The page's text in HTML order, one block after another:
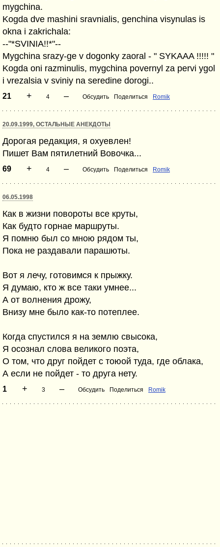
mygchina.
Kogda dve mashini sravnialis, genchina visynulas is
okna i zakrichala:
--"*SVINIA!!*"--
Mygchina srazy-ge v dogonky zaoral - " SYKAAA !!!!! "
Kogda oni razminulis, mygchina povernyl za pervi ygol
i vrezalsia v sviniy na seredine dorogi..
21 + 4 – Обсудить Поделиться Romik
20.09.1999, ОСТАЛЬНЫЕ АНЕКДОТЫ
Дорогая редакция, я охуевлен!
Пишет Вам пятилетний Вовочка...
69 + 4 – Обсудить Поделиться Romik
06.05.1998
Как в жизни повороты все круты,
Как будто горнае маршруты.
Я помню был со мною рядом ты,
Пока не раздавали парашюты.
Вот я лечу, готовимся к прыжку.
Я думаю, кто ж все таки умнее...
А от волнения дрожу,
Внизу мне было как-то потеплее.
Когда спустился я на землю свысока,
Я осознал слова великого поэта,
О том, что друг пойдет с тоюой туда, где облака,
А если не пойдет - то друга нету.
1 + 3 – Обсудить Поделиться Romik